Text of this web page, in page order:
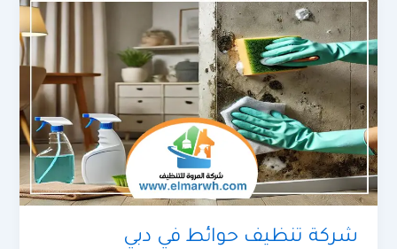
شركة تنظيف حوائط في دبي